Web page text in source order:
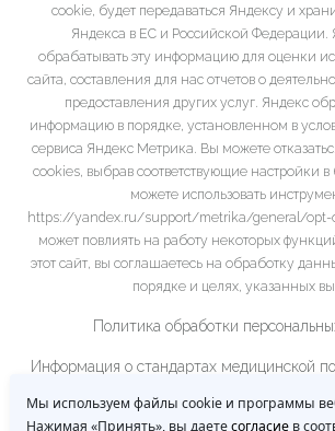
cookie, будет передаваться Яндексу и
Яндекса в ЕС и Российской Федерации.
обрабатывать эту информацию для оценки
сайта, составления для нас отчетов о
предоставления других услуг. Яндекс
информацию в порядке, установленном в
сервиса Яндекс Метрика. Вы можете
cookies, выбрав соответствующие настройки
можете использовать
https://yandex.ru/support/metrika/general/opt-
может повлиять на работу некоторых
этот сайт, вы соглашаетесь на обработку
порядке и целях, указанных
Политика обработки
Информация о стандартах медицинской
Мы используем файлы cookie и программы
Нажимая «Принять», вы даетесогласие в